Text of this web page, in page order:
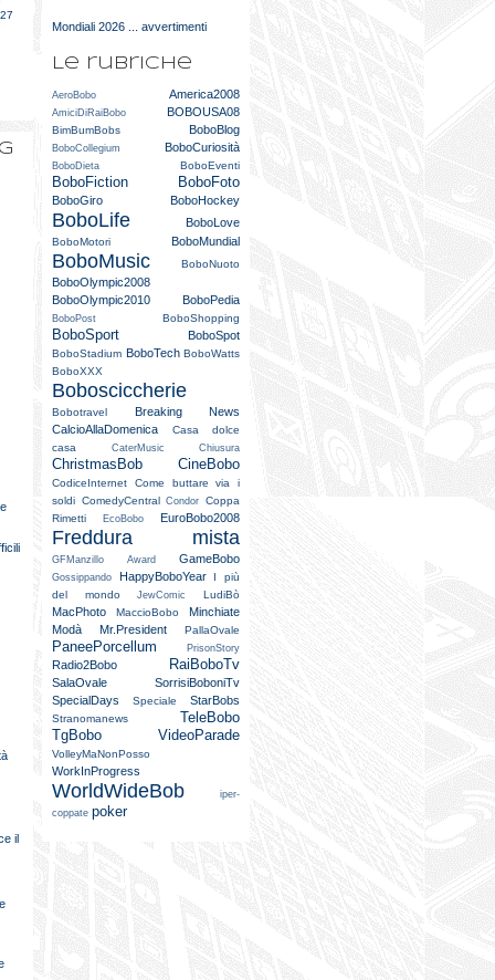
il
Mondiali 2026 ... avvertimenti
Le rubriche
AeroBobo America2008
AmiciDiRaiBobo BOBOUSA08
BimBumBobs BoboBlog
BoboCollegium BoboCuriosità
BoboDieta BoboEventi
BoboFiction BoboFoto
BoboGiro BoboHockey
BoboLife BoboLove
BoboMotori BoboMundial
BoboMusic BoboNuoto
BoboOlympic2008
BoboOlympic2010
BoboPedia
BoboPost BoboShopping
BoboSport BoboSpot
BoboStadium BoboTech BoboWatts
BoboXXX
Bobosciccherie
Bobotravel
Breaking News
CalcioAllaDomenica
Casa dolce
casa
CaterMusic Chiusura
ChristmasBob CineBobo
CodiceInternet
Come buttare via i
soldi ComedyCentral Condor
Coppa
Rimetti
EcoBobo EuroBobo2008
Freddura mista
GFManzillo Award GameBobo
Gossippando HappyBoboYear
I più
del mondo
JewComic LudiBò
MacPhoto MaccioBobo
Minchiate
Modà
Mr.President PallaOvale
PaneePorcellum PrisonStory
Radio2Bobo RaiBoboTv
SalaOvale
SorrisiBoboniTv
SpecialDays
Speciale StarBobs
Stranomanews
TeleBobo
TgBobo
VideoParade
VolleyMaNonPosso
WorkInProgress
WorldWideBob
iper-
coppate poker